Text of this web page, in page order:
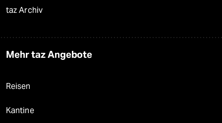
taz Archiv
Mehr taz Angebote
Reisen
Kantine